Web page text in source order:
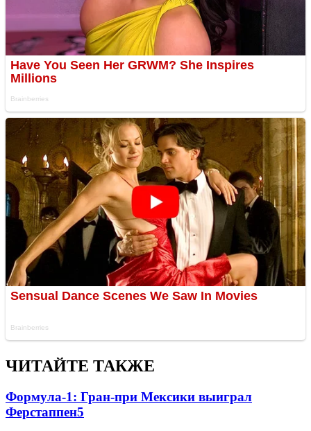
ЧИТАЙТЕ ТАКЖЕ
Формула-1: Гран-при Мексики выиграл
Ферстаппен5